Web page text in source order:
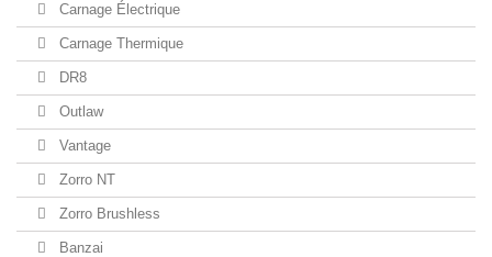
Carnage Électrique
Carnage Thermique
DR8
Outlaw
Vantage
Zorro NT
Zorro Brushless
Banzai